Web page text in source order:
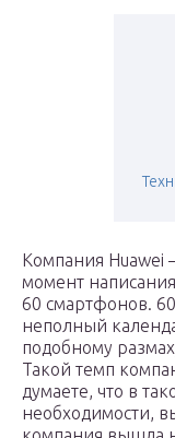
Компания Huawei
момент
60 смартфонов.
неполный
подобному
Такой темп
думаете, что в
необходимости,